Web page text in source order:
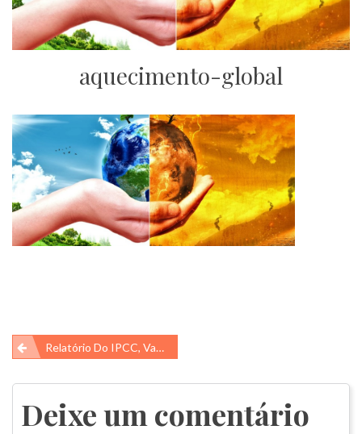
aquecimento-global
Navegação
de
Post
Relatório Do IPCC, Vamos Entender…
Deixe um comentário